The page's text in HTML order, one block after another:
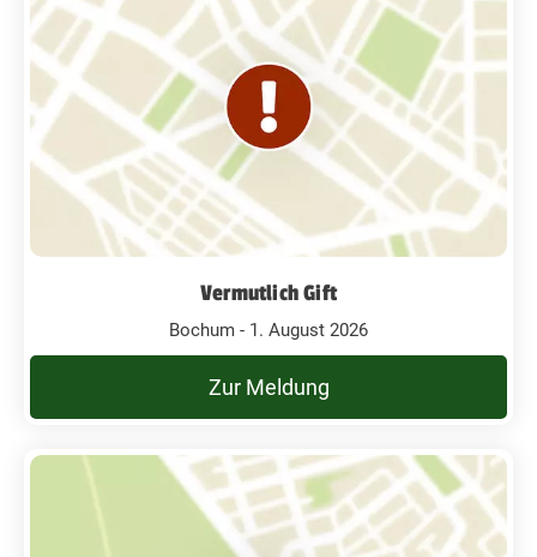
Vermutlich Gift
Bochum - 1. August 2026
Zur Meldung